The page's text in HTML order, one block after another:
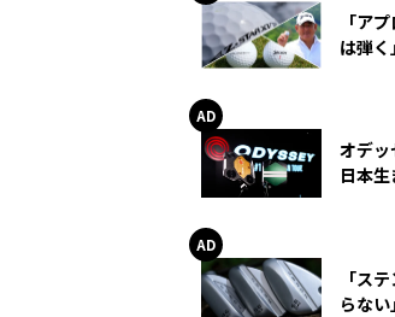
「ア
は弾
オデッ
日本
「ス
らな